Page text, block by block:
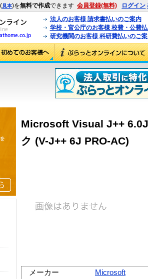
見本)を無料で作成できます 会員登録(無料) ログイン
法人のお客様 請求書払いのご案内
学校・官公庁のお客様 校費・公費
研究機関のお客様 科研費払いのご
Microsoft Visual J++
ク (V-J++ 6J PRO-AC)
メーカー
Microsoft